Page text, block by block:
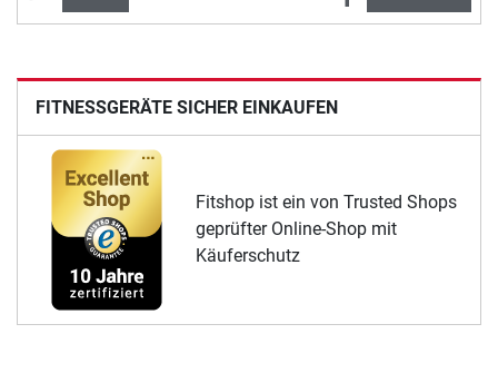
FITNESSGERÄTE SICHER EINKAUFEN
Fitshop ist ein von Trusted Shops
geprüfter Online-Shop mit
Käuferschutz